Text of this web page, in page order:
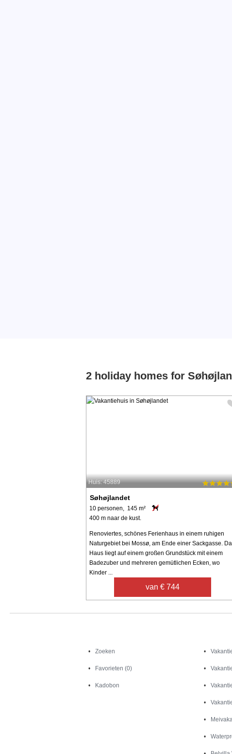
2 holiday homes for
Huis: 45889
Søhøjlandet
10 personen, 145 m²
400 m naar de kust.
Renoviertes, schönes Ferienhaus in einem ruhigen
Naturgebiet bei Mossø, am Ende einer Sackgasse.
Haus liegt auf einem großen Grundstück mit einem
Badezuber und mehreren gemütlichen Ecken, wo
Kinder ...
van € 744
Zoeken
Favorieten (0)
Kadobon